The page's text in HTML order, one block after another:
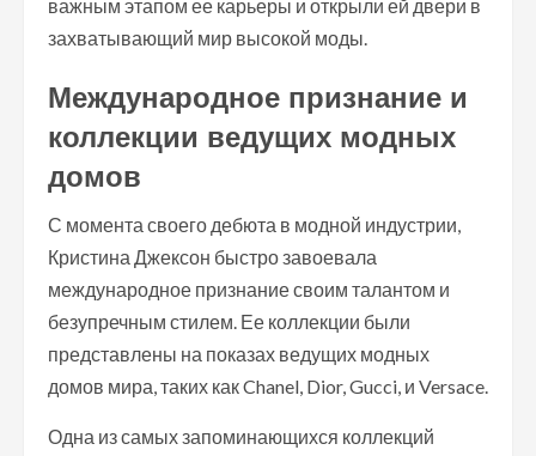
важным этапом ее карьеры и открыли ей двери в
захватывающий мир высокой моды.
Международное признание и
коллекции ведущих модных
домов
С момента своего дебюта в модной индустрии,
Кристина Джексон быстро завоевала
международное признание своим талантом и
безупречным стилем. Ее коллекции были
представлены на показах ведущих модных
домов мира, таких как Chanel, Dior, Gucci, и Versace.
Одна из самых запоминающихся коллекций